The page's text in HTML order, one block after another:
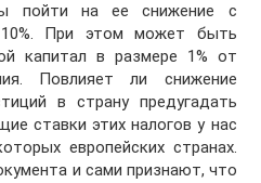
пойти на ее снижение с
При этом может быть
капитал в размере 1% от
Повлияет ли снижение
в страну предугадать
ставки этих налогов у нас
европейских странах.
и сами признают, что